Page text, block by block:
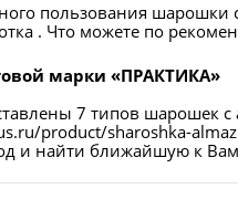
пользования
. Что можете по
марки «ПРАКТИКА»
7 типов
product/sharoshka-
и найти ближайшую к